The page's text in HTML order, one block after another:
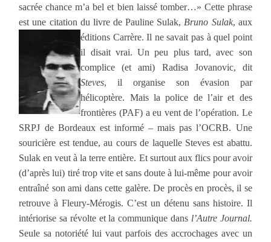
sacrée chance m’a bel et bien laissé tomber…» Cette phrase
est une citation du livre de Pauline Sulak, Bruno Sulak, aux
éditions Carrère. Il ne savait pas à quel point
il disait vrai. Un peu plus tard, avec son
complice (et ami) Radisa Jovanovic, dit
Steves, il organise son évasion par
hélicoptère. Mais la police de l’air et des
frontières (PAF) a eu vent de l’opération. Le
SRPJ de Bordeaux est informé – mais pas l’OCRB. Une
souricière est tendue, au cours de laquelle Steves est abattu.
Sulak en veut à la terre entière. Et surtout aux flics pour avoir
(d’après lui) tiré trop vite et sans doute à lui-même pour avoir
entraîné son ami dans cette galère. De procès en procès, il se
retrouve à Fleury-Mérogis. C’est un détenu sans histoire. Il
intériorise sa révolte et la communique dans l’Autre Journal.
Seule sa notoriété lui vaut parfois des accrochages avec un